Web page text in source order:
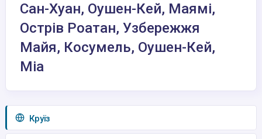
Сан-Хуан, Оушен-Кей, Маямі,
Острів Роатан, Узбережжя
Майя, Косумель, Оушен-Кей,
Міа
Круїз